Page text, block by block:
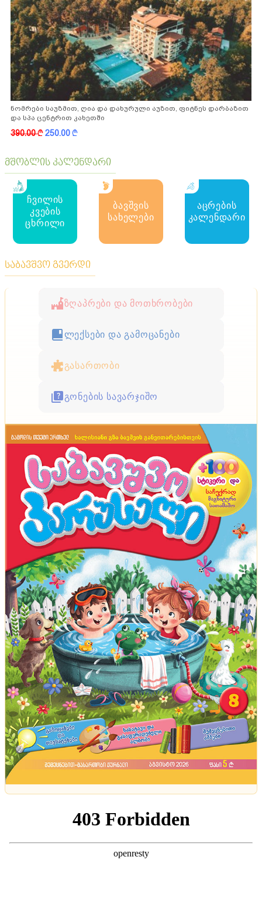
ნომრები საუზმით, ღია და დახურული აუზით, ფიტნეს დარბაზით
და სპა ცენტრით კახეთში
390.00k250.00k
მშობლის კალენდარი
ჩვილის
კვების
ცხრილი
ბავშვის
სახელები
აცრების
კალენდარი
საბავშვო გვერდი
ზღაპრები და მოთხრობები
ლექსები და გამოცანები
გასართობი
გონების სავარჯიშო